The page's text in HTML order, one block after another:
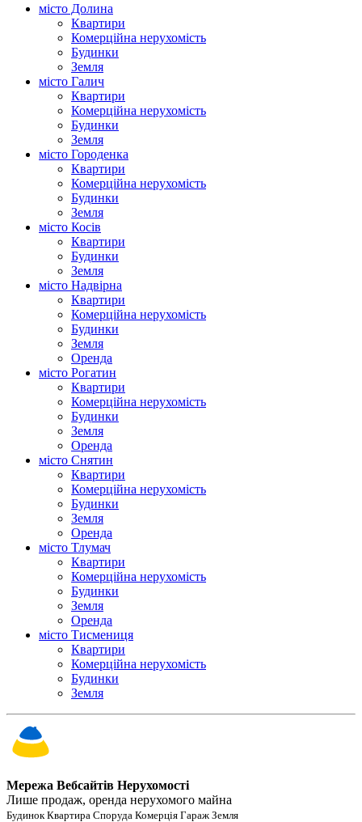
місто Долина
Квартири
Комерційна нерухомість
Будинки
Земля
місто Галич
Квартири
Комерційна нерухомість
Будинки
Земля
місто Городенка
Квартири
Комерційна нерухомість
Будинки
Земля
місто Косів
Квартири
Будинки
Земля
місто Надвірна
Квартири
Комерційна нерухомість
Будинки
Земля
Оренда
місто Рогатин
Квартири
Комерційна нерухомість
Будинки
Земля
Оренда
місто Снятин
Квартири
Комерційна нерухомість
Будинки
Земля
Оренда
місто Тлумач
Квартири
Комерційна нерухомість
Будинки
Земля
Оренда
місто Тисмениця
Квартири
Комерційна нерухомість
Будинки
Земля
Мережа Вебсайтів Нерухомості
Лише продаж, оренда нерухомого майна
Будинок Квартира Споруда Комерція Гараж Земля